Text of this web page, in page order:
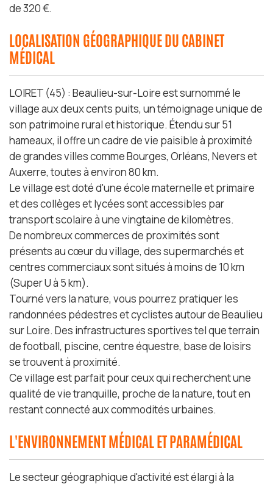
de 320 €.
LOCALISATION GÉOGRAPHIQUE DU CABINET
MÉDICAL
LOIRET (45) : Beaulieu-sur-Loire est surnommé le
village aux deux cents puits, un témoignage unique de
son patrimoine rural et historique. Étendu sur 51
hameaux, il offre un cadre de vie paisible à proximité
de grandes villes comme Bourges, Orléans, Nevers et
Auxerre, toutes à environ 80 km.
Le village est doté d'une école maternelle et primaire
et des collèges et lycées sont accessibles par
transport scolaire à une vingtaine de kilomètres.
De nombreux commerces de proximités sont
présents au cœur du village, des supermarchés et
centres commerciaux sont situés à moins de 10 km
(Super U à 5 km).
Tourné vers la nature, vous pourrez pratiquer les
randonnées pédestres et cyclistes autour de Beaulieu
sur Loire. Des infrastructures sportives tel que terrain
de football, piscine, centre équestre, base de loisirs
se trouvent à proximité.
Ce village est parfait pour ceux qui recherchent une
qualité de vie tranquille, proche de la nature, tout en
restant connecté aux commodités urbaines.
L'ENVIRONNEMENT MÉDICAL ET PARAMÉDICAL
Le secteur géographique d'activité est élargi à la